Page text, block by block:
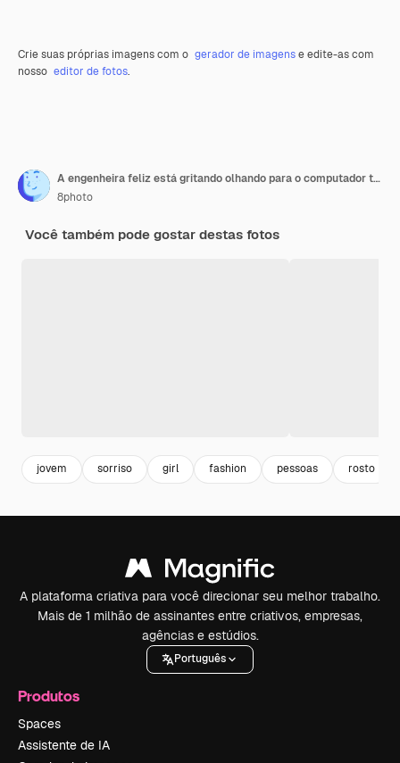
Crie suas próprias imagens com o gerador de imagense edite-as com
nosso editor de fotos.
A engenheira feliz está gritando olhando para o computador tablet em fundo branco
8photo
Você também pode gostar destas fotos
jovem sorriso girl fashion pessoas rosto
A plataforma criativa para você direcionar seu melhor trabalho.
Mais de 1 milhão de assinantes entre criativos, empresas,
agências e estúdios.
Português
Produtos
Spaces
Assistente de IA